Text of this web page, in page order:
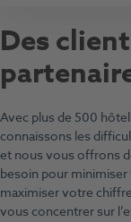
Des c
Avec plus de 500
connaissons les
et nous vous offrons
besoin pour
maximiser votre
vous concentrer sur